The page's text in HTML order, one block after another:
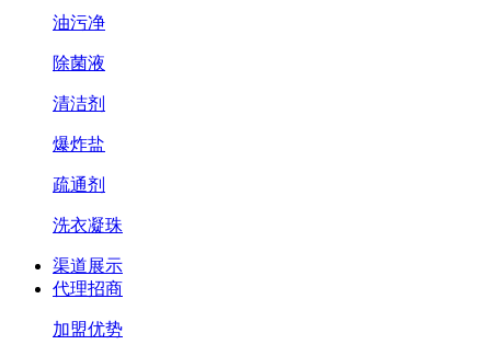
油污净
除菌液
清洁剂
爆炸盐
疏通剂
洗衣凝珠
渠道展示
代理招商
加盟优势